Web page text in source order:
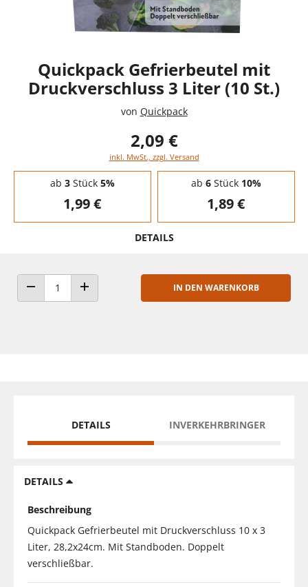
Quickpack Gefrierbeutel mit
Druckverschluss 3 Liter (10 St.)
von Quickpack
2,09 €
inkl. MwSt., zzgl. Versand
Staffelpreise - Mengenrabatt
ab 3Stück 5%
1,99 €
ab 6Stück 10%
1,89 €
DETAILS
ANZAHL VERRINGERNANZAHL ERHÖHEN
IN DEN WARENKORB
DETAILS INVERKEHRBRINGER
DETAILS
Beschreibung
Quickpack Gefrierbeutel mit Druckverschluss 10 x 3
Liter, 28,2x24cm. Mit Standboden. Doppelt
verschließbar.